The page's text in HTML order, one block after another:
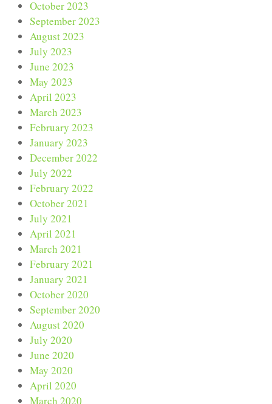
October 2023
September 2023
August 2023
July 2023
June 2023
May 2023
April 2023
March 2023
February 2023
January 2023
December 2022
July 2022
February 2022
October 2021
July 2021
April 2021
March 2021
February 2021
January 2021
October 2020
September 2020
August 2020
July 2020
June 2020
May 2020
April 2020
March 2020